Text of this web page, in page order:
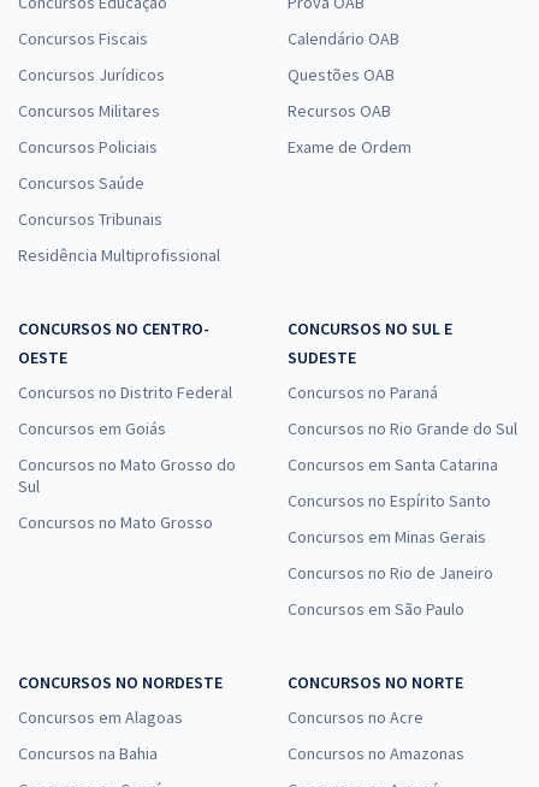
Concursos Fiscais
Concursos Jurídicos
Concursos Militares
Concursos Policiais
Concursos Saúde
Concursos Tribunais
Residência Multiprofissional
Calendário OAB
Questões OAB
Recursos OAB
Exame de Ordem
CONCURSOS NO CENTRO-
OESTE
Concursos no Distrito Federal
Concursos em Goiás
Concursos no Mato Grosso do
Sul
Concursos no Mato Grosso
CONCURSOS NO SUL E
SUDESTE
Concursos no Paraná
Concursos no Rio Grande do Sul
Concursos em Santa Catarina
Concursos no Espírito Santo
Concursos em Minas Gerais
Concursos no Rio de Janeiro
Concursos em São Paulo
CONCURSOS NO NORDESTE
Concursos em Alagoas
Concursos na Bahia
CONCURSOS NO NORTE
Concursos no Acre
Concursos no Amazonas